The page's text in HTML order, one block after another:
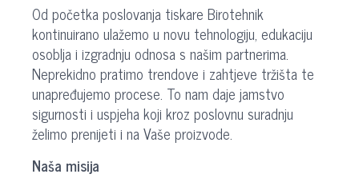
Od početka poslovanja tiskare Birotehnik
kontinuirano ulažemo u novu tehnologiju, edukaciju
osoblja i izgradnju odnosa s našim partnerima.
Neprekidno pratimo trendove i zahtjeve tržišta te
unapređujemo procese. To nam daje jamstvo
sigurnosti i uspjeha koji kroz poslovnu suradnju
želimo prenijeti i na Vaše proizvode.
Naša misija